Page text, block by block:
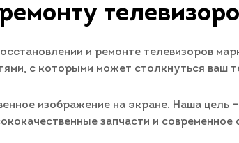
и ремонте телевизоров
с которыми может столкнуться ваш
изображение на экране. Наша цель
запчасти и современное